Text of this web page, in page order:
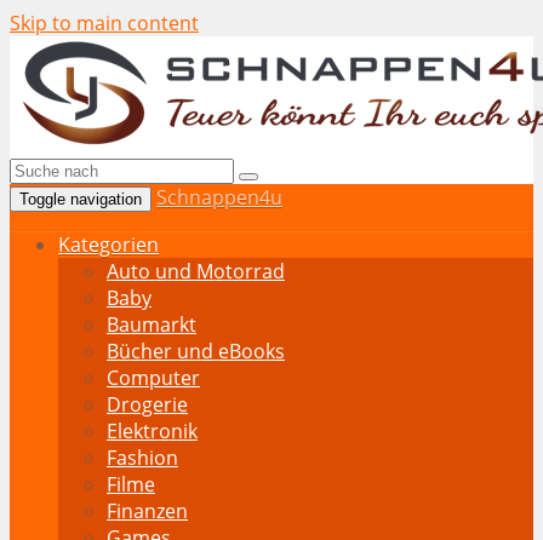
Skip to main content
Toggle navigation
Schnappen4u
Kategorien
Auto und Motorrad
Baby
Baumarkt
Bücher und eBooks
Computer
Drogerie
Elektronik
Fashion
Filme
Finanzen